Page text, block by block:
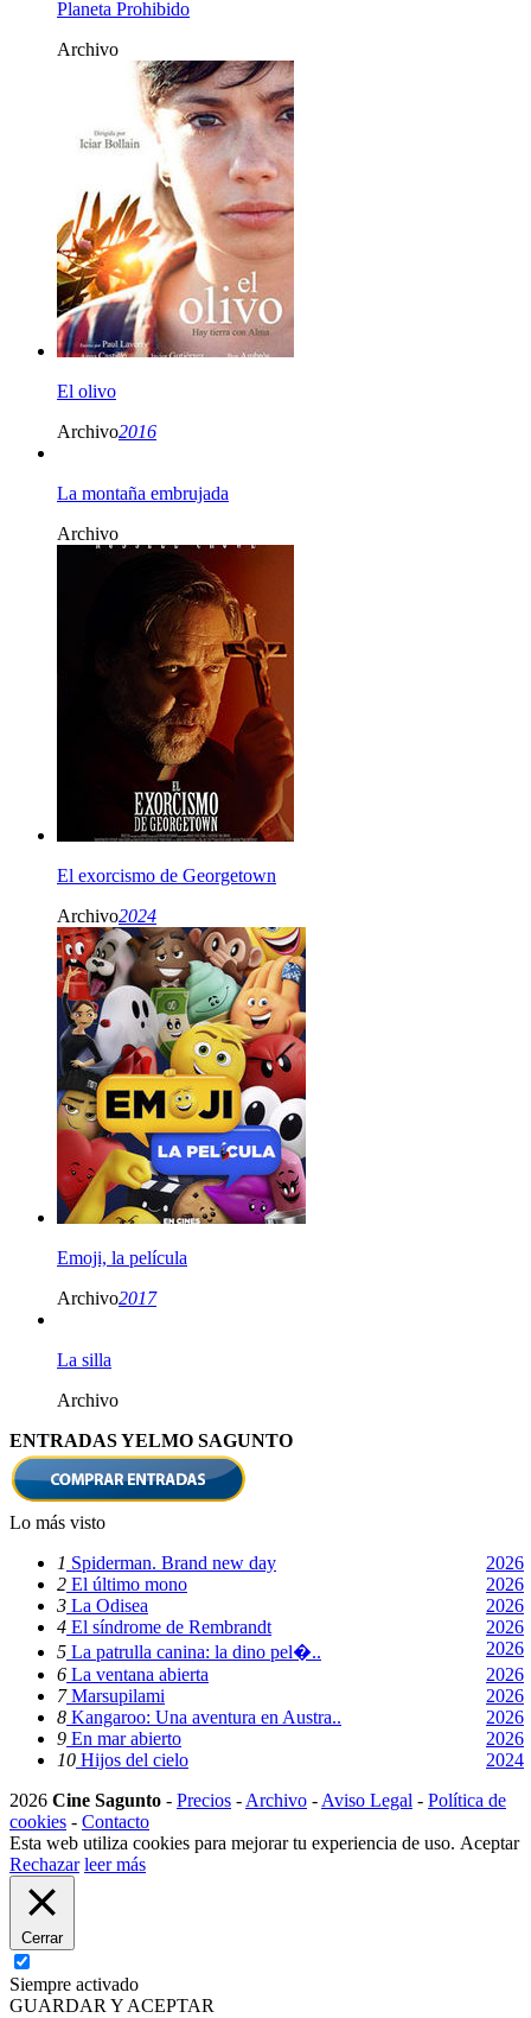
Planeta Prohibido
Archivo
El olivo
Archivo2016
La montaña embrujada
Archivo
El exorcismo de Georgetown
Archivo2024
Emoji, la película
Archivo2017
La silla
Archivo
ENTRADAS YELMO SAGUNTO
Lo más visto
1 Spiderman. Brand new day
2026
2 El último mono
2026
3 La Odisea
2026
4 El síndrome de Rembrandt
2026
5 La patrulla canina: la dino pel�..
2026
6 La ventana abierta
2026
7Marsupilami
2026
8 Kangaroo: Una aventura en Austra..
2026
9 En mar abierto
2026
10 Hijos del cielo
2024
2026 Cine Sagunto - Precios - Archivo - Aviso Legal - Política de
cookies - Contacto
Esta web utiliza cookies para mejorar tu experiencia de uso. Aceptar
Rechazar leer más
Cerrar
Siempre activado
GUARDAR Y ACEPTAR